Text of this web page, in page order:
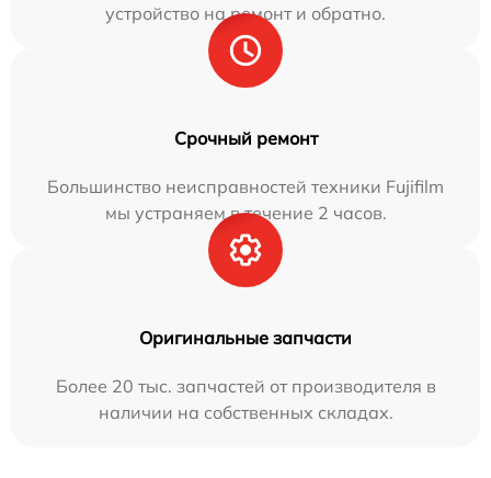
устройство на ремонт и обратно.
Срочный ремонт
Большинство неисправностей техники Fujifilm
мы устраняем в течение 2 часов.
Оригинальные запчасти
Более 20 тыс. запчастей от производителя в
наличии на собственных складах.